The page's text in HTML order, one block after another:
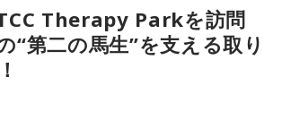
Therapy Parkを訪問
“第二の馬生”を支える取り